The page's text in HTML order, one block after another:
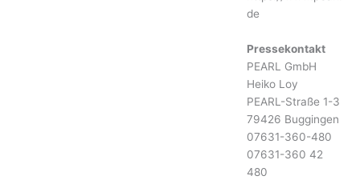
de
Pressekontakt
PEARL GmbH
Heiko Loy
PEARL-Straße 1-3
79426 Buggingen
07631-360-480
07631-360 42
480